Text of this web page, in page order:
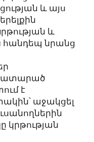
և այս
և
նրանց
կատարած
է
աջակցել
կրթության